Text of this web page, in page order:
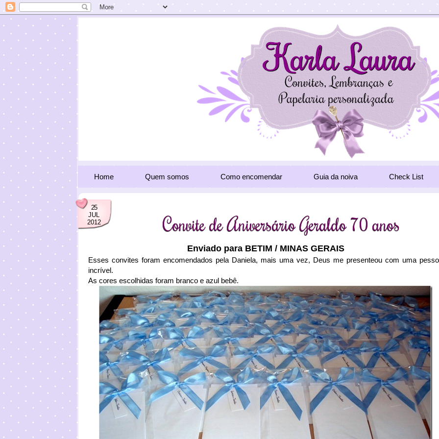
Home Quem somos Como encomendar Guia da noiva Check List
25
JUL
2012
Convite de Aniversário Geraldo 70 anos
Enviado para BETIM / MINAS GERAIS
Esses convites foram encomendados pela Daniela, mais uma vez, Deus me presenteou com uma
incrível.
As cores escolhidas foram branco e azul bebê.